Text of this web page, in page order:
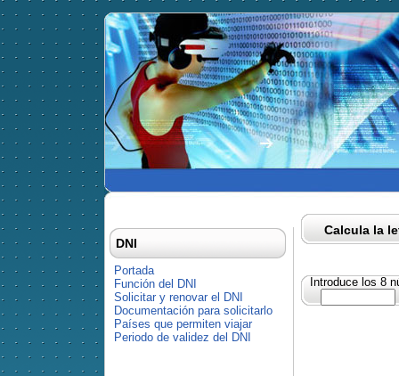
Calcula la
Introduce los 8
DNI
Portada
Función del DNI
Solicitar y renovar el DNI
Documentación para solicitarlo
Países que permiten viajar
Periodo de validez del DNI